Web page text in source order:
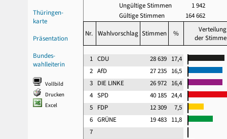
Thüringen-
karte
Präsentation
Bundes-
wahlleiterin
Vollbild
Drucken
Excel
Ungültige Stimmen
1 942
Gültige Stimmen
164 662
Nr. Wahlvorschlag Stimmen %
Verteilung
der
1 CDU 28 639 17,4
2 AfD 27 235 16,5
3 DIE LINKE 26 972 16,4
4 SPD 40 185 24,4
5 FDP 12 309
7,5
6 GRÜNE 19 483 11,8
7